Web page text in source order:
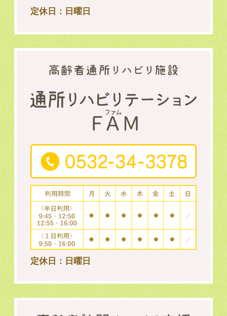
定休日：日曜日
定休日：日曜日